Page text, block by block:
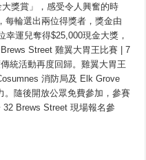
獎賞」，感受令人興奮的時
每輪選出兩位得獎者，獎金由
幸運兒奪得$25,000現金大獎，
Street 雞翼大胃王比賽 | 7
統活動再度回歸。雞翼大胃王
消防局及 Elk Grove
。隨後開放公眾免費參加，參賽
Brews Street 現場報名參